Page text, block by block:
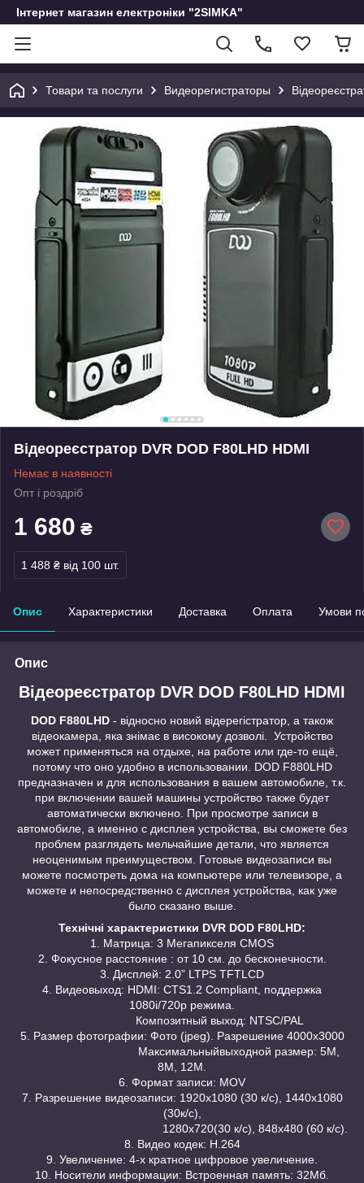
Інтернет магазин електроніки "2SIMKA"
Товари та послуги Видеорегистраторы
Відеореєстратор DVR DOD F80LHD HDMI
Немає в наявності
Опт і роздріб
1 680 ₴
1 488 ₴ від 100 шт.
Опис Характеристики Доставка Оплата Умови
Опис
Відеореєстратор DVR DOD F80LHD HDMI
DOD F880LHD - відносно новий відерегістратор, а також
відеокамера, яка знімає в високому дозволі. Устройство
может применяться на отдыхе, на работе или где-то ещё,
потому что оно удобно в использовании. DOD F880LHD
предназначен и для использования в вашем автомобиле, т.к.
при включении вашей машины устройство также будет
автоматически включено. При просмотре записи в
автомобиле, а именно с дисплея устройства, вы сможете без
проблем разглядеть мельчайшие детали, что является
неоценимым преимуществом. Готовые видеозаписи вы
можете посмотреть дома на компьютере или телевизоре, а
можете и непосредственно с дисплея устройства, как уже
было сказано выше.
Технічні характеристики DVR DOD F80LHD:
1. Матрица: 3 Мегапикселя CMOS
2. Фокусное расстояние : от 10 см. до бесконечности.
3. Дисплей: 2.0” LTPS TFTLCD
4. Видеовыход: HDMI: CTS1.2 Compliant, поддержка
1080i/720p режима.
Композитный выход: NTSC/PAL
5. Размер фотографии: Фото (jpeg). Разрешение 4000х3000
Максимальныйвыходной размер: 5М,
8М, 12М.
6. Формат записи: MOV
7. Разрешение видеозаписи: 1920х1080 (30 к/с), 1440х1080
(30к/с),
1280х720(30 к/с), 848х480 (60 к/с).
8. Видео кодек: Н.264
9. Увеличение: 4-х кратное цифровое увеличение.
10. Носители информации: Встроенная память: 32Мб.